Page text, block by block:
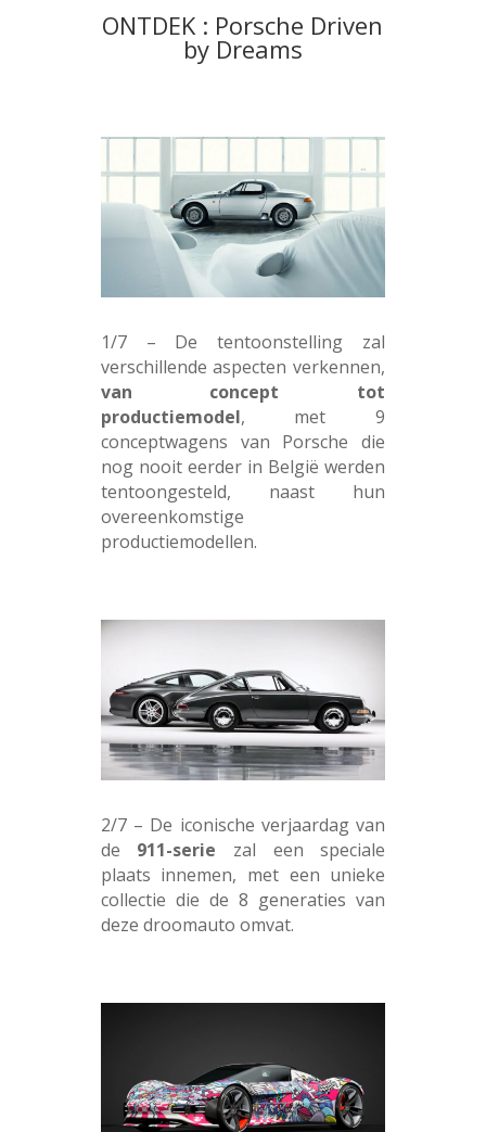
ONTDEK : Porsche Driven
by Dreams
1/7 – De tentoonstelling zal
verschillende aspecten verkennen,
van concept tot
productiemodel, met 9
conceptwagens van Porsche die
nog nooit eerder in België werden
tentoongesteld, naast hun
overeenkomstige
productiemodellen.
2/7 – De iconische verjaardag van
de 911-serie zal een speciale
plaats innemen, met een unieke
collectie die de 8 generaties van
deze droomauto omvat.